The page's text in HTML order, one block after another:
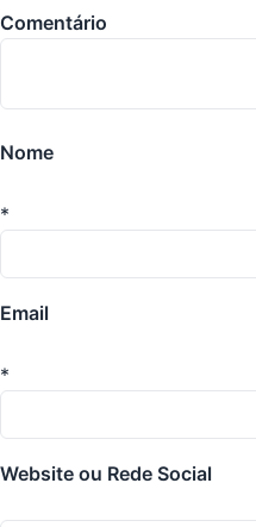
Comentário
Nome
*
Email
*
Website ou Rede Social